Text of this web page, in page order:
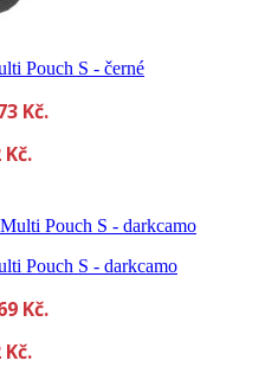
Pouch S - černé
Kč.
Pouch S - darkcamo
Kč.